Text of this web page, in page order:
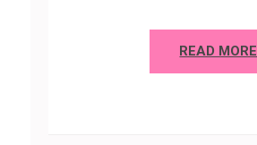
READ MORE